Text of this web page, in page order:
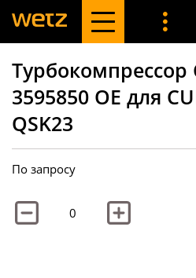
Турбокомпрессор
3595850 OE для
QSK23
По запросу